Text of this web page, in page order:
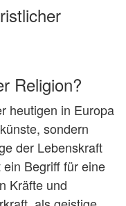
Religion?
heutigen in Europa
sondern
der Lebenskraft
ein Begriff für eine
Kräfte und